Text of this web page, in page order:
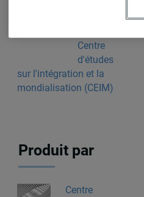
Centre
d'études
sur l'intégration et la
mondialisation (CEIM)
Produit par
Centre